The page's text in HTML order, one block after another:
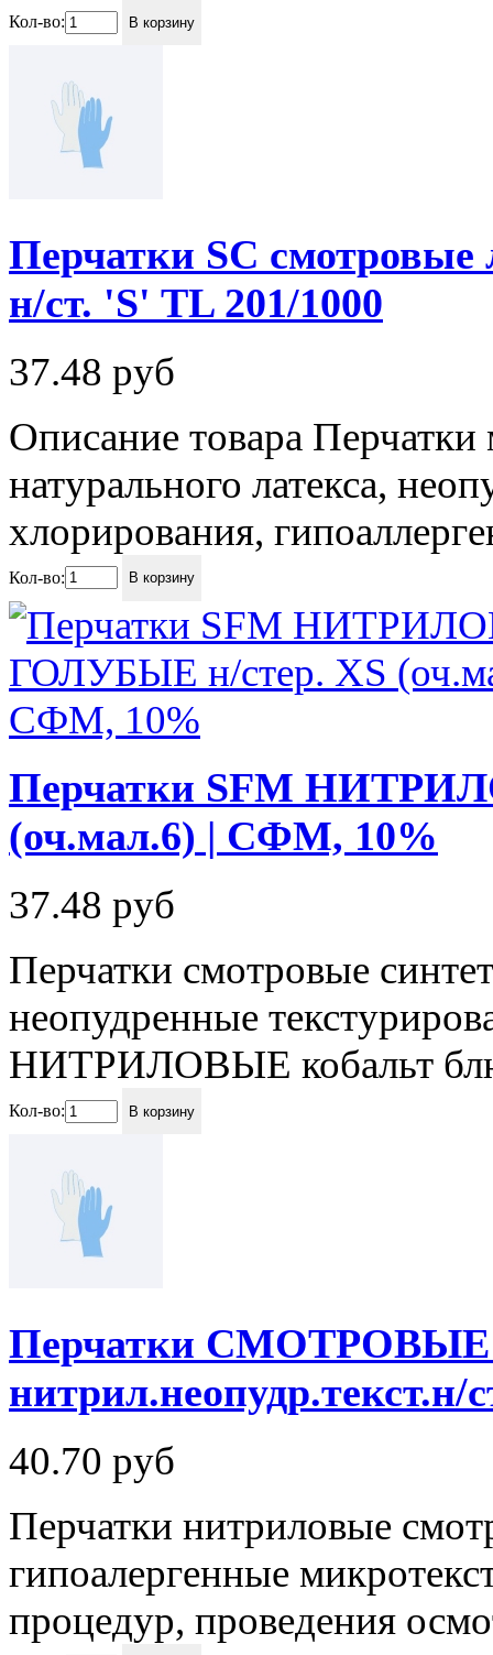
Кол-во: В корзину
Перчатки SC смотровые
н/ст. 'S' TL 201/1000
37.48 руб
Описание товара
натурального латекса,
хлорирования,
Кол-во: В корзину
Перчатки SFM
(оч.мал.6) | СФМ, 10%
37.48 руб
Перчатки смотровые
неопудренные
НИТРИЛОВЫЕ кобальт блю
Кол-во: В корзину
Перчатки СМОТРОВЫЕ
нитрил.неопудр.текст.н/
40.70 руб
Перчатки нитриловые
гипоалергенные
процедур, проведения